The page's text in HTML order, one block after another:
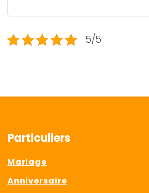
5/5
Particuliers
Mariage
Anniversaire